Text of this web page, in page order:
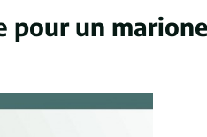
pour un